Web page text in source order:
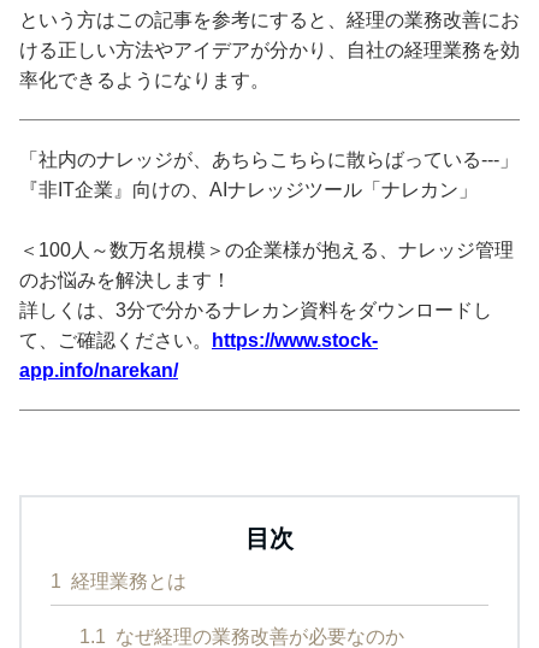
という方はこの記事を参考にすると、経理の業務改善にお
ける正しい方法やアイデアが分かり、自社の経理業務を効
率化できるようになります。
「社内のナレッジが、あちらこちらに散らばっている---」
『非IT企業』向けの、AIナレッジツール「ナレカン」
＜100人～数万名規模＞の企業様が抱える、ナレッジ管理
のお悩みを解決します！
詳しくは、3分で分かるナレカン資料をダウンロードし
て、ご確認ください。
https://www.stock-
app.info/narekan/
目次
1 経理業務とは
1.1 なぜ経理の業務改善が必要なのか